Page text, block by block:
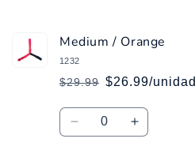
Medium
/
Brown
Medium
Brown
Medium / Orange
1232
Precio
habitual
$29.99
Precio
de
oferta
$26.99/unidad
Cantidad
Reducir
Aumentar